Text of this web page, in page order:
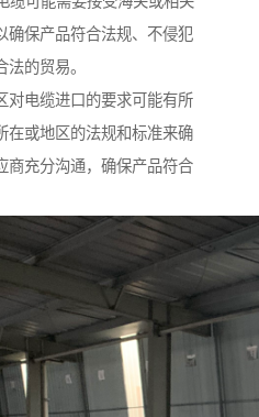
确保产品符合法规、不侵犯
的贸易。
对电缆进口的要求可能有所
在或地区的法规和标准来确
商充分沟通，确保产品符合